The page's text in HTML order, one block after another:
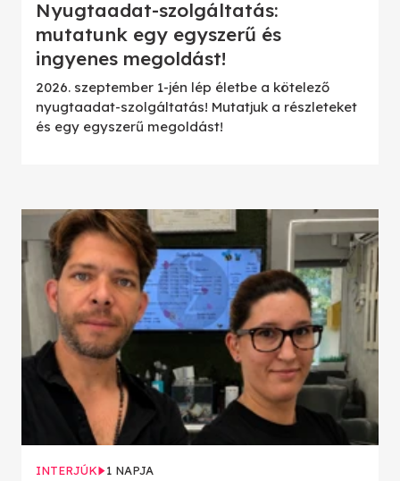
Nyugtaadat-szolgáltatás:
mutatunk egy egyszerű és
ingyenes megoldást!
2026. szeptember 1-jén lép életbe a kötelező
nyugtaadat-szolgáltatás! Mutatjuk a részleteket
és egy egyszerű megoldást!
INTERJÚK 1 NAPJA